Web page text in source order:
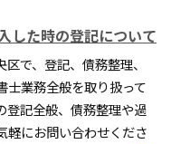
した時の登記について
で、登記、債務整理、
士業務全般を取り扱って
登記全般、債務整理や過
軽にお問い合わせくださ